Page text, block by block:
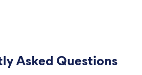
Asked Questions